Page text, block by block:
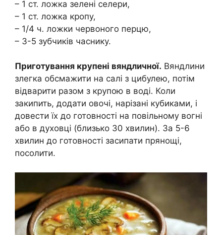
– 1 ст. ложка зелені селери,
– 1 ст. ложка кропу,
– 1/4 ч. ложки червоного перцю,
– 3-5 зубчиків часнику.
Приготування крупені вяндличної. Вяндлини
злегка обсмажити на салі з цибулею, потім
відварити разом з крупою в воді. Коли
закипить, додати овочі, нарізані кубиками, і
довести їх до готовності на повільному вогні
або в духовці (близько 30 хвилин). За 5-6
хвилин до готовності засипати прянощі,
посолити.